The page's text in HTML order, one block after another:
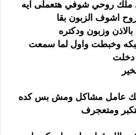
ملك روحي شوفي هتعملى ايه
اشوف الزبون بقا
وزبون ودكتره
وخبطت واول لما سمعت
دخلت
عامل مشاكل ومش بس كده
ومتعجرف